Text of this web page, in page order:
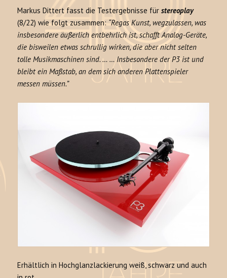
Markus Dittert fasst die Testergebnisse für stereoplay
(8/22) wie folgt zusammen: “Regas Kunst, wegzulassen, was
insbesondere äußerlich entbehrlich ist, schafft Analog-Geräte,
die bisweilen etwas schrullig wirken, die aber nicht selten
tolle Musikmaschinen sind. … … Insbesondere der P3 ist und
bleibt ein Maßstab, an dem sich anderen Plattenspieler
messen müssen.”
Erhältlich in Hochglanzlackierung weiß, schwarz und auch